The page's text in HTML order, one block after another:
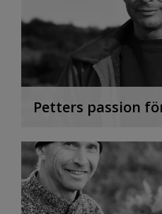
Petters passion